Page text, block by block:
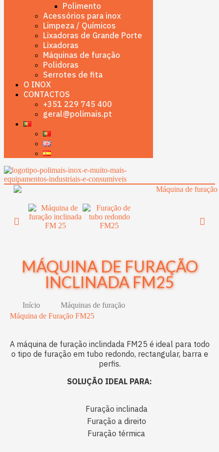
Polimento
Acessórios para inox
Limpeza / Químicos
Lixadoras de Grande Porte
Lixadoras
Máquinas de furação
Polidoras
Serrotes de fita
O INOX
CONTACTOS
+351 229 745 400
geral@polimais.pt
MÁQUINA DE FURAÇÃO
INCLINADA FM25
Início
Máquinas de furação
Máquina de Furação FM25
A máquina de furação inclindada FM25 é ideal para todo
o tipo de furação em tubo redondo, rectangular, barra e
perfis.
SOLUÇÃO IDEAL PARA:
Furação inclinada
Furação a direito
Furação térmica